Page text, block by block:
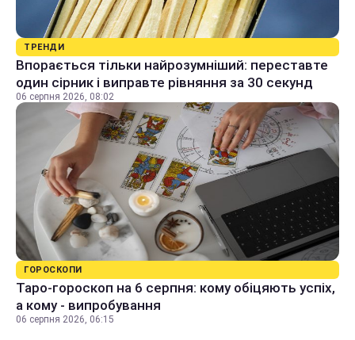
ТРЕНДИ
Впорається тільки найрозумніший: переставте
один сірник і виправте рівняння за 30 секунд
06 серпня 2026, 08:02
ГОРОСКОПИ
Таро-гороскоп на 6 серпня: кому обіцяють успіх,
а кому - випробування
06 серпня 2026, 06:15